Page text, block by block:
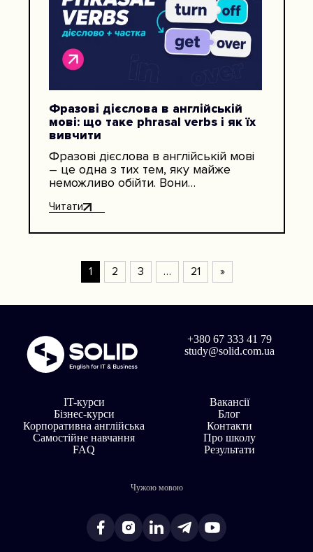
Фразові дієслова в англійській
мові: що таке phrasal verbs і як їх
вивчити
Фразові дієслова в англійській мові
– це одна з тих тем, яку майже
неможливо обійти. Вони
листуванні, робочих дзвінках,
Читати
1 2 3 … 21 »
+380 67 333 41 79
study@solid.com.ua
IT-курси
Бізнес-курси
Корпоративна англійська
Самостійне навчання
FAQ
Вакансії
Блог
Контакти
Про школу
Результати
Чужою мовою